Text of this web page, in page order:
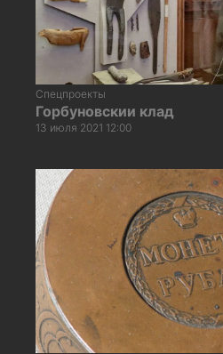
Спецпроекты
Горбуновскии клад
13 июля 2021 12:00